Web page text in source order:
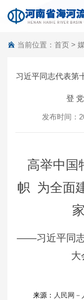
当前位置： 首页 >
习近平同志代表第
登
发布时间：
高举中国
帜 为全面
——习近平同志
大
来源： 人民网－